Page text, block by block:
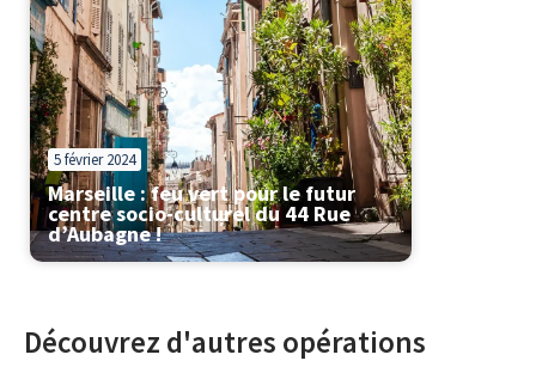
5 février 2024
Marseille : feu vert pour le futur
centre socio-culturel du 44 Rue
d’Aubagne !
Découvrez d'autres opérations